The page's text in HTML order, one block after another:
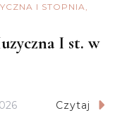
I STOPNIA
I st. w
Czytaj